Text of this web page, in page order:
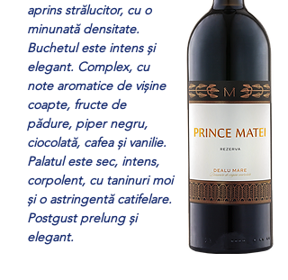
aprins strălucitor, cu o
minunată densitate.
Buchetul este intens și
elegant. Complex, cu
note aromatice de vișine
coapte, fructe de
pădure, piper negru,
ciocolată, cafea și vanilie.
Palatul este sec, intens,
corpolent, cu taninuri moi
și o astringentă catifelare.
Postgust prelung și
elegant.